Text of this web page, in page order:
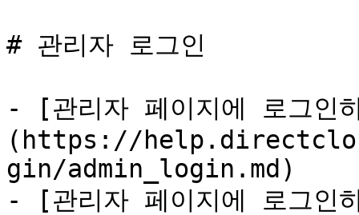
# 관리자 로그인
- [관리자 페이지에 로그인
(https://
gin/admin_login.md)
- [관리자 페이지에 로그인